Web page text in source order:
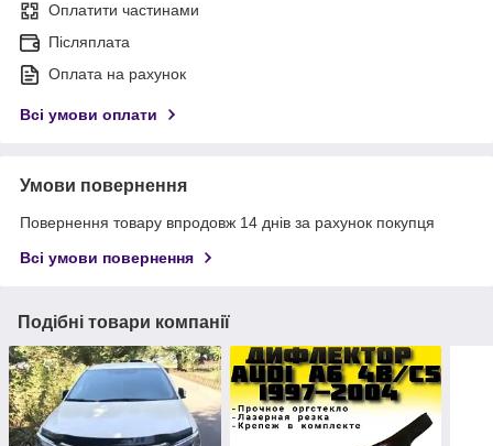
Оплатити частинами
Післяплата
Оплата на рахунок
Всі умови оплати
Умови повернення
Повернення товару впродовж 14 днів за рахунок покупця
Всі умови повернення
Подібні товари компанії